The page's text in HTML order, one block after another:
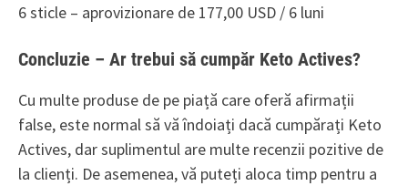
6 sticle – aprovizionare de 177,00 USD / 6 luni
Concluzie – Ar trebui să cumpăr Keto Actives?
Cu multe produse de pe piață care oferă afirmații
false, este normal să vă îndoiați dacă cumpărați Keto
Actives, dar suplimentul are multe recenzii pozitive de
la clienți. De asemenea, vă puteți aloca timp pentru a